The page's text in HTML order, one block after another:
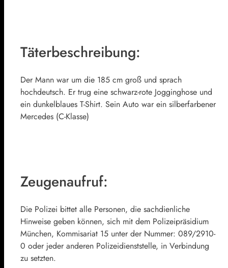
Täterbeschreibung:
Der Mann war um die 185 cm groß und sprach
hochdeutsch. Er trug eine schwarz-rote Jogginghose und
ein dunkelblaues T-Shirt. Sein Auto war ein silberfarbener
Mercedes (C-Klasse)
Zeugenaufruf:
Die Polizei bittet alle Personen, die sachdienliche
Hinweise geben können, sich mit dem Polizeipräsidium
München, Kommisariat 15 unter der Nummer: 089/2910-
0 oder jeder anderen Polizeidienststelle, in Verbindung
zu setzten.